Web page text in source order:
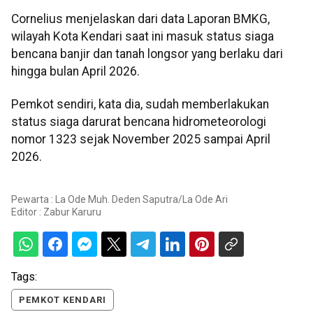
Cornelius menjelaskan dari data Laporan BMKG,
wilayah Kota Kendari saat ini masuk status siaga
bencana banjir dan tanah longsor yang berlaku dari
hingga bulan April 2026.
Pemkot sendiri, kata dia, sudah memberlakukan
status siaga darurat bencana hidrometeorologi
nomor 1323 sejak November 2025 sampai April
2026.
Pewarta : La Ode Muh. Deden Saputra/La Ode Ari
Editor : Zabur Karuru
Tags:
PEMKOT KENDARI